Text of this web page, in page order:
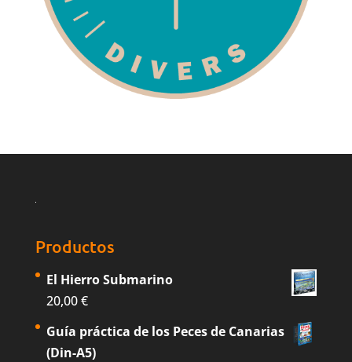
Productos
El Hierro Submarino
20,00€
Guía práctica de los Peces de Canarias
(Din-A5)